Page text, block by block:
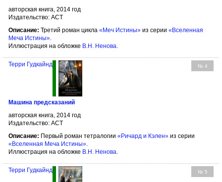
авторская книга, 2014 год
Издательство: АСТ
Описание: Третий роман цикла «Меч Истины» из серии «Вселенная
Меча Истины»
Иллюстрация на обложке В.Н. Ненова
№ 4
Терри Гудкайнд
Машина предсказаний
авторская книга, 2014 год
Издательство: АСТ
Описание: Первый роман тетралогии «Ричард и Кэлен» из серии
«Вселенная Меча Истины».
Иллюстрация на обложке В.Н. Ненова.
№ 5
Терри Гудкайнд